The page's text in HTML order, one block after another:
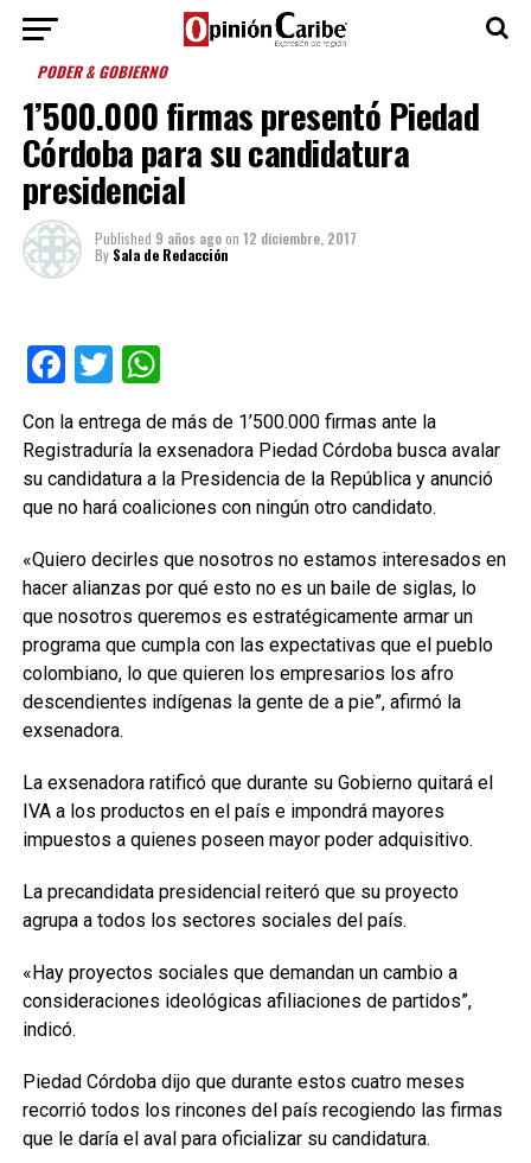
PODER & GOBIERNO
1’500.000 firmas presentó Piedad
Córdoba para su candidatura
presidencial
Published 9 años agoon 12 diciembre, 2017
By Sala de Redacción
Facebook
TwitterWhatsApp
Con la entrega de más de 1’500.000 firmas ante la
Registraduría la exsenadora Piedad Córdoba busca avalar
su candidatura a la Presidencia de la República y anunció
que no hará coaliciones con ningún otro candidato.
«Quiero decirles que nosotros no estamos interesados en
hacer alianzas por qué esto no es un baile de siglas, lo
que nosotros queremos es estratégicamente armar un
programa que cumpla con las expectativas que el pueblo
colombiano, lo que quieren los empresarios los afro
descendientes indígenas la gente de a pie”, afirmó la
exsenadora.
La exsenadora ratificó que durante su Gobierno quitará el
IVA a los productos en el país e impondrá mayores
impuestos a quienes poseen mayor poder adquisitivo.
La precandidata presidencial reiteró que su proyecto
agrupa a todos los sectores sociales del país.
«Hay proyectos sociales que demandan un cambio a
consideraciones ideológicas afiliaciones de partidos”,
indicó.
Piedad Córdoba dijo que durante estos cuatro meses
recorrió todos los rincones del país recogiendo las firmas
que le daría el aval para oficializar su candidatura.